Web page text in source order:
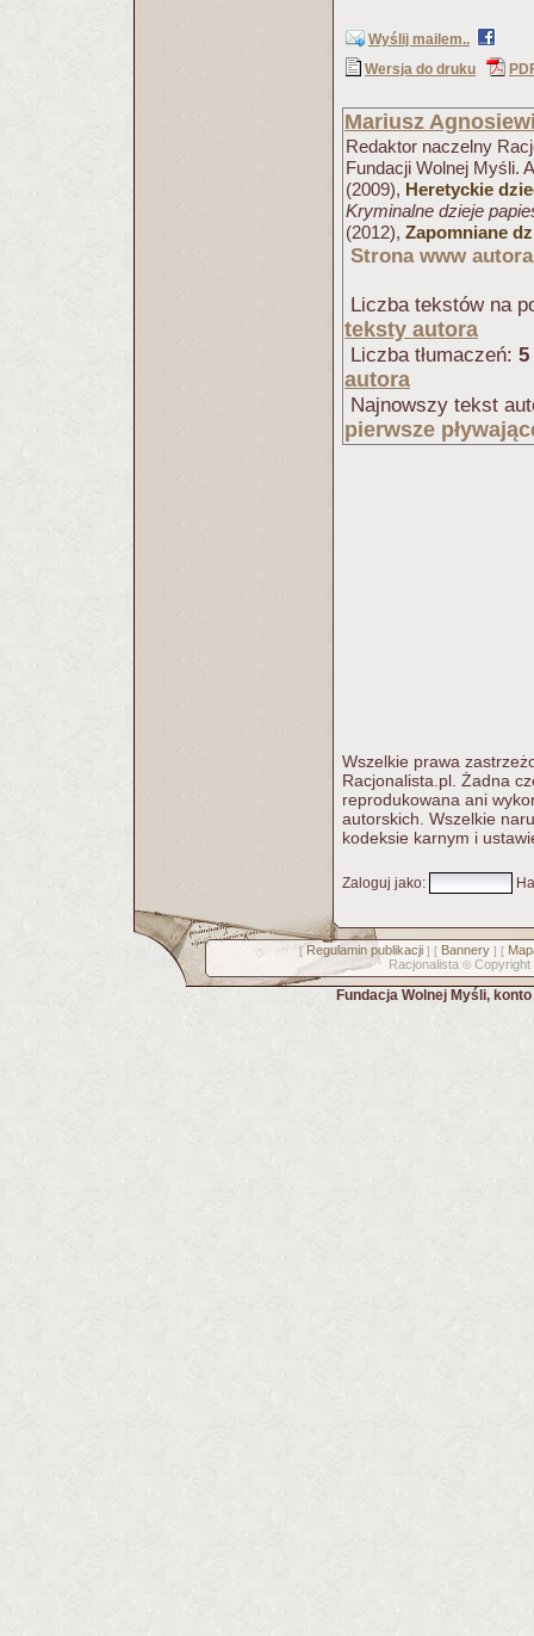
Wyślij mailem..
Wersja do druku
Mariusz
Redaktor naczelny
Fundacji Wolnej Myśli.
(2009), Heretyckie
Kryminalne dzieje
(2012), Zapomniane
Strona www autora
Liczba tekstów na
teksty autora
Liczba tłumaczeń: 5
autora
Najnowszy tekst
pierwsze
Wszelkie prawa
Racjonalista.pl. Żadna
reprodukowana ani
autorskich. Wszelkie
kodeksie karnym i
Zaloguj jako:
[ Regulamin publikacji] [ Bannery] [
Racjonalista © Copyright
Fundacja Wolnej Myśli,